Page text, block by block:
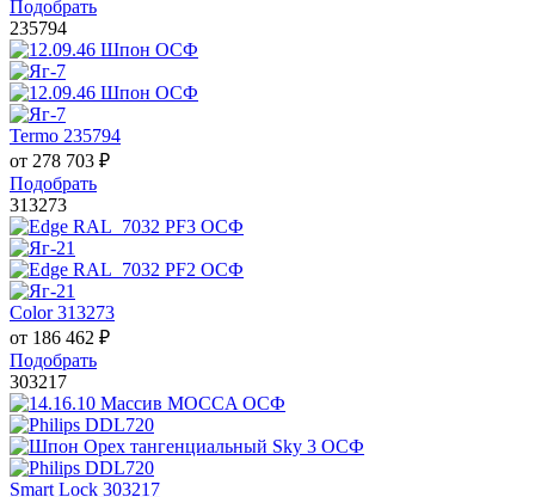
Подобрать
235794
Termo 235794
от 278 703 ₽
Подобрать
313273
Color 313273
от 186 462 ₽
Подобрать
303217
Smart Lock 303217